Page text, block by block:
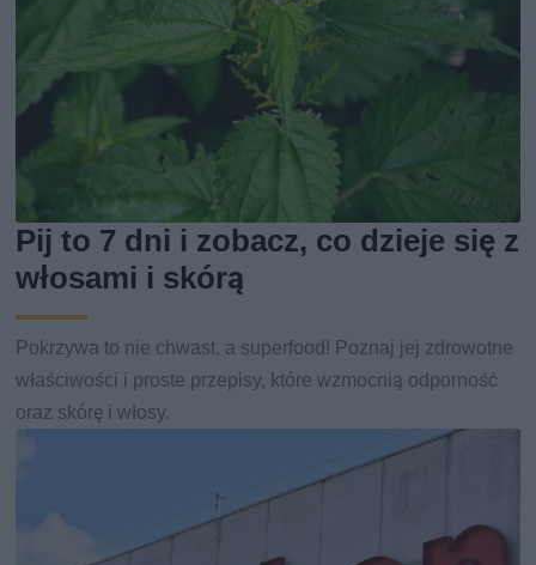
Pij to 7 dni i zobacz, co dzieje się z
włosami i skórą
Pokrzywa to nie chwast, a superfood! Poznaj jej zdrowotne
właściwości i proste przepisy, które wzmocnią odporność
oraz skórę i włosy.